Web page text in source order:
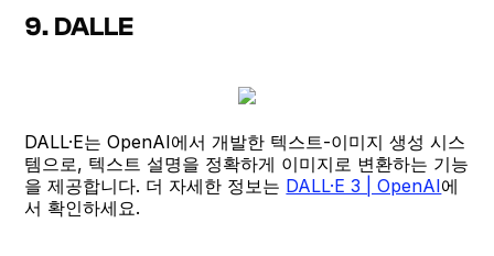
9. DALLE
DALL·E는 OpenAI에서 개발한 텍스트-이미지 생성 시스
템으로, 텍스트 설명을 정확하게 이미지로 변환하는 기능
을 제공합니다. 더 자세한 정보는 DALL·E 3 | OpenAI에
서 확인하세요.